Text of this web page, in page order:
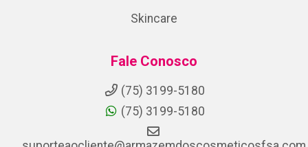
Skincare
Fale Conosco
(75) 3199-5180
(75) 3199-5180